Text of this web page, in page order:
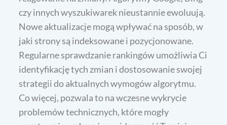
czy innych wyszukiwarek nieustannie ewoluują.
Nowe aktualizacje mogą wpływać na sposób, w
jaki strony są indeksowane i pozycjonowane.
Regularne sprawdzanie rankingów umożliwia Ci
identyfikację tych zmian i dostosowanie swojej
strategii do aktualnych wymogów algorytmu.
Co więcej, pozwala to na wczesne wykrycie
problemów technicznych, które mogły